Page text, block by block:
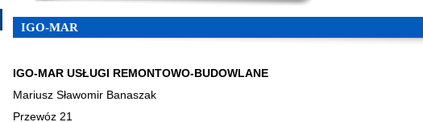
IGO-MAR
IGO-MAR USŁUGI REMONTOWO-BUDOWLANE
Mariusz Sławomir Banaszak
Przewóz 21